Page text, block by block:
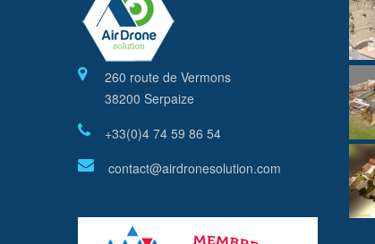
260 route de Vermons
38200 Serpaize
+33(0)4 74 59 86 54
contact@airdronesolution.com